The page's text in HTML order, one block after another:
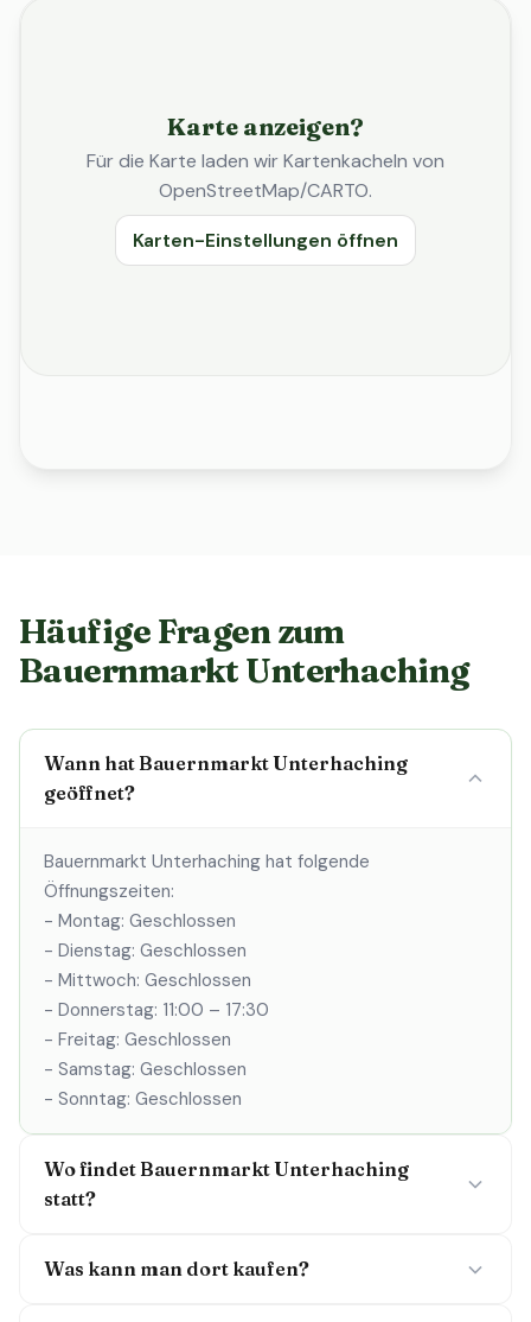
Karte anzeigen?
Für die Karte laden wir Kartenkacheln von
OpenStreetMap/CARTO.
Karten-Einstellungen öffnen
Häufige Fragen zum
Bauernmarkt Unterhaching
Wann hat Bauernmarkt Unterhaching
geöffnet?
Bauernmarkt Unterhaching hat folgende
Öffnungszeiten:
- Montag: Geschlossen
- Dienstag: Geschlossen
- Mittwoch: Geschlossen
- Donnerstag: 11:00 – 17:30
- Freitag: Geschlossen
- Samstag: Geschlossen
- Sonntag: Geschlossen
Wo findet Bauernmarkt Unterhaching
statt?
Was kann man dort kaufen?